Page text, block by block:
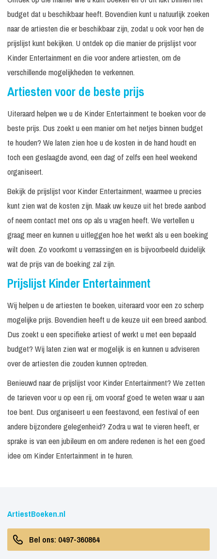
Theatershow Clown
Jopie en Tante
Angelique
60
minuten
Incl. geluid
personen
Prijs op
aanvraag
Workshop Clownerie
en Theater
In
overleg N.v.t. Prijs op
budget dat u beschikbaar heeft. Bovendien kunt u natuurlijk zoeken
naar de artiesten die er beschikbaar zijn, zodat u ook voor hen de
prijslijst kunt bekijken. U ontdek op die manier de prijslijst voor
Kinder Entertainment en die voor andere artiesten, om de
verschillende mogelijkheden te verkennen.
Artiesten voor de beste prijs
Uiteraard helpen we u de Kinder Entertainment te boeken voor de
beste prijs. Dus zoekt u een manier om het netjes binnen budget
te houden? We laten zien hoe u de kosten in de hand houdt en
toch een geslaagde avond, een dag of zelfs een heel weekend
organiseert.
Bekijk de prijslijst voor Kinder Entertainment, waarmee u precies
kunt zien wat de kosten zijn. Maak uw keuze uit het brede aanbod
of neem contact met ons op als u vragen heeft. We vertellen u
graag meer en kunnen u uitleggen hoe het werkt als u een boeking
wilt doen. Zo voorkomt u verrassingen en is bijvoorbeeld duidelijk
wat de prijs van de boeking zal zijn.
Prijslijst Kinder Entertainment
Wij helpen u de artiesten te boeken, uiteraard voor een zo scherp
mogelijke prijs. Bovendien heeft u de keuze uit een breed aanbod.
Dus zoekt u een specifieke artiest of werkt u met een bepaald
budget? Wij laten zien wat er mogelijk is en kunnen u adviseren
over de artiesten die zouden kunnen optreden.
Benieuwd naar de prijslijst voor Kinder Entertainment? We zetten
de tarieven voor u op een rij, om vooraf goed te weten waar u aan
toe bent. Dus organiseert u een feestavond, een festival of een
andere bijzondere gelegenheid? Zodra u wat te vieren heeft, er
sprake is van een jubileum en om andere redenen is het een goed
idee om Kinder Entertainment in te huren.
ArtiestBoeken.nl
Bel ons: 0497-360864